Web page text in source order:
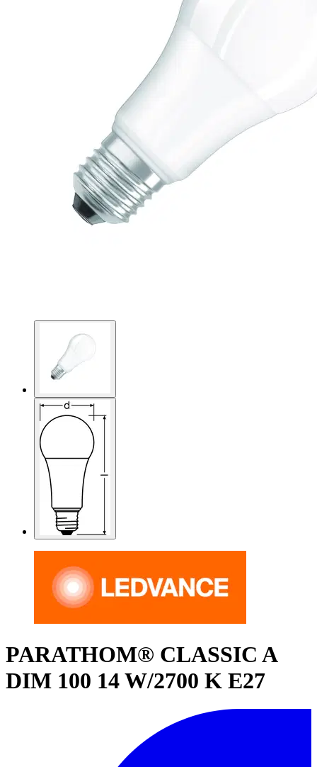
PARATHOM® CLASSIC A
DIM 100 14 W/2700 K E27